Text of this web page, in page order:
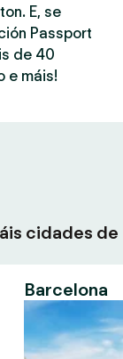
E, se
Passport
de 40
e máis!
cidades de
Barcelona